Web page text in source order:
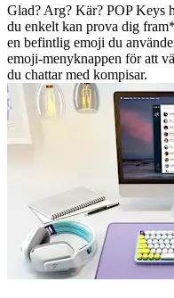
Glad? Arg? Kär? POP Keys
du enkelt kan prova dig
en befintlig emoji du
emoji-menyknappen för att
du chattar med kompisar.